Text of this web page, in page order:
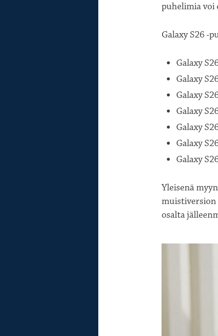
puhelimia voi
Galaxy S26 -
Galaxy
Galaxy
Galaxy
Galaxy
Galaxy
Galaxy
Galaxy
Yleisenä
muistiversion
osalta